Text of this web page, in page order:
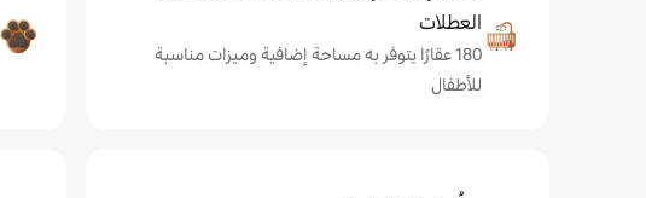
العطلات
180 عقارًا يتوفر به مساحة إضافية وميزات مناسبة
للأطفال